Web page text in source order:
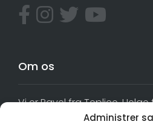
Administrer
Om os
Vi er Pavel fra Teplice,
kolleger. Vi er alle erfarne